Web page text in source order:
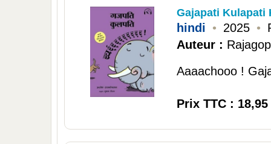
Gajapati Kulapati
hindi • 2025 •
Auteur :
Aaaachooo !
Prix TTC : 18,95